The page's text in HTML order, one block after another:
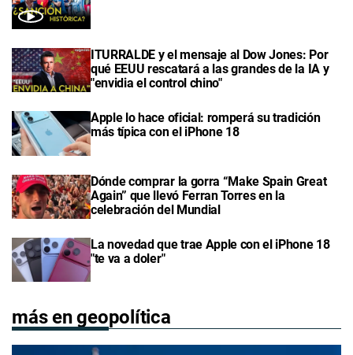
ITURRALDE y el mensaje al Dow Jones: Por
qué EEUU rescatará a las grandes de la IA y
"envidia el control chino"
Apple lo hace oficial: romperá su tradición
más típica con el iPhone 18
Dónde comprar la gorra “Make Spain Great
Again” que llevó Ferran Torres en la
celebración del Mundial
La novedad que trae Apple con el iPhone 18
"te va a doler"
más en geopolítica